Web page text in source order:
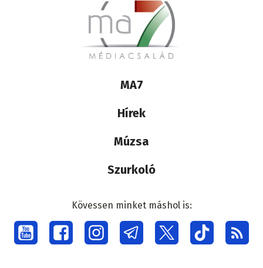
Lábléc
médiacsalád
MA7
Hírek
Múzsa
Szurkoló
Social
menu
Kövessen minket máshol is: